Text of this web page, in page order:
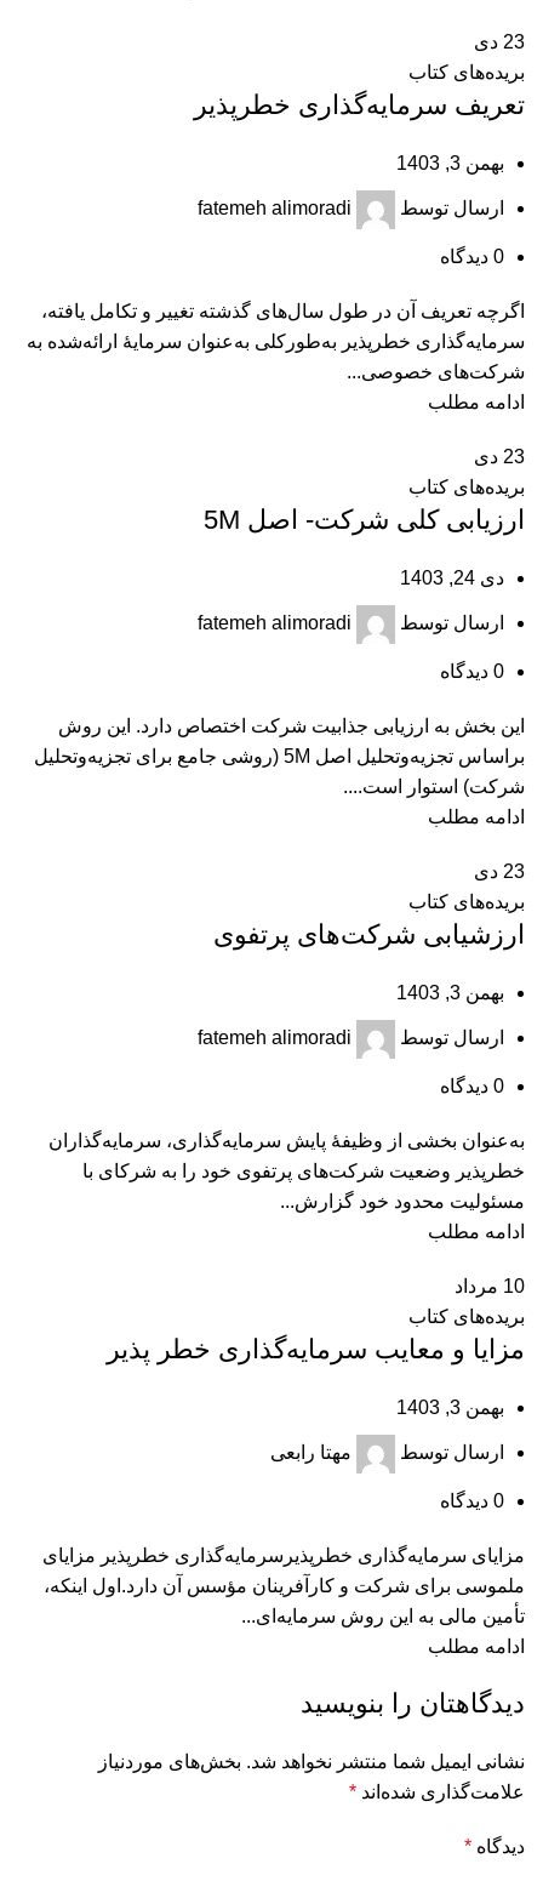
23 دی
بریده‌های کتاب
تعریف سرمایه‌گذاری خطرپذیر
بهمن 3, 1403
ارسال توسط fatemeh alimoradi
0 دیدگاه
اگرچه تعریف آن در طول سال‌های گذشته تغییر و تکامل ‌یافته،
سرمایه‌گذاری خطرپذیر به‌طورکلی به‌عنوان سرمایۀ ارائه‌شده به
شرکت‌های خصوصی...
ادامه مطلب
23 دی
بریده‌های کتاب
ارزیابی کلی شرکت- اصل 5M
دی 24, 1403
ارسال توسط fatemeh alimoradi
0 دیدگاه
این بخش به ارزیابی جذابیت شرکت اختصاص دارد. این روش
براساس تجزیه‌وتحلیل اصل 5M (روشی جامع برای تجزیه‌وتحلیل
شرکت) استوار است....
ادامه مطلب
23 دی
بریده‌های کتاب
ارزشیابی شرکت‌های پرتفوی
بهمن 3, 1403
ارسال توسط fatemeh alimoradi
0 دیدگاه
به‌عنوان بخشی از وظیفۀ پایش سرمایه‌گذاری، سرمایه‌گذاران
خطرپذیر وضعیت شرکت‌های پرتفوی خود را به شرکای با
مسئولیت محدود خود گزارش...
ادامه مطلب
10 مرداد
بریده‌های کتاب
مزایا و معایب سرمایه‌گذاری خطر پذیر
بهمن 3, 1403
ارسال توسط مهتا رابعی
0 دیدگاه
مزایای سرمایه‌گذاری خطرپذیرسرمایه‌گذاری خطرپذیر مزایای
ملموسی برای شرکت و کارآفرینان مؤسس آن دارد.اول اینکه،
تأمین مالی به این روش سرمایه‌ای...
ادامه مطلب
دیدگاهتان را بنویسید
نشانی ایمیل شما منتشر نخواهد شد. بخش‌های موردنیاز
علامت‌گذاری شده‌اند *
دیدگاه *